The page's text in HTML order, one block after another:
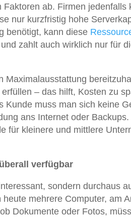
ab. Firmen jedenfalls
nur kurzfristig hohe
benötigt, kann diese
zahlt auch wirklich nur für
Maximalausstattung
– das hilft, Kosten zu
Kunde muss man sich keine
ans Internet oder
für kleinere und mittlere
verfügbar
sondern durchaus
mehrere Computer, am
Dokumente oder Fotos,